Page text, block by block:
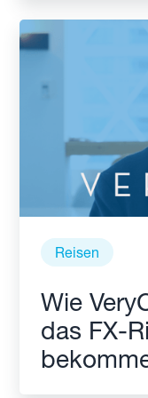
Reisen
Wie
das FX-